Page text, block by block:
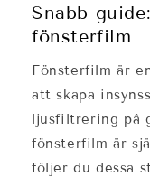
Snabb
fönsterfilm
Fönsterfilm är
att skapa
ljusfiltrering på
fönsterfilm är
följer du dessa